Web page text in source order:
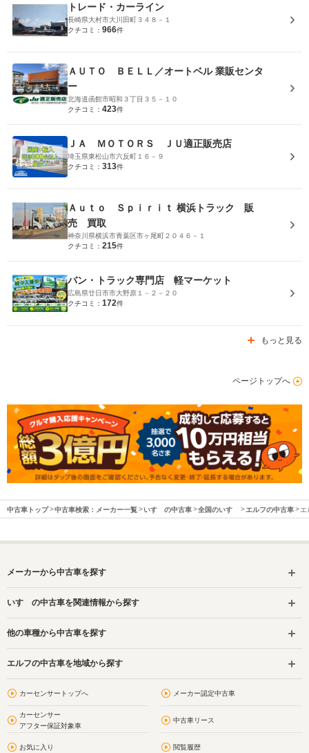
トレード・カーライン
長崎県大村市大川田町３４８－１
クチコミ： 966件
ＡＵＴＯ ＢＥＬＬ／オートベル 業販センタ
ー
北海道函館市昭和３丁目３５－１０
クチコミ： 423件
ＪＡ ＭＯＴＯＲＳ ＪＵ適正販売店
埼玉県東松山市六反町１６－９
クチコミ： 313件
Ａｕｔｏ Ｓｐｉｒｉｔ 横浜トラック 販
売 買取
神奈川県横浜市青葉区市ヶ尾町２０４６－１
クチコミ： 215件
バン・トラック専門店 軽マーケット
広島県廿日市市大野原１－２－２０
クチコミ： 172件
もっと見る
ページトップへ
中古車トップ 中古車検索：メーカー一覧 いすゞの中古車 全国のいすゞ エルフの中古車 エ
メーカーから中古車を探す
いすゞの中古車を関連情報から探す
他の車種から中古車を探す
エルフの中古車を地域から探す
カーセンサートップへ メーカー認定中古車
カーセンサー
アフター保証対象車
中古車リース
お気に入り 閲覧履歴